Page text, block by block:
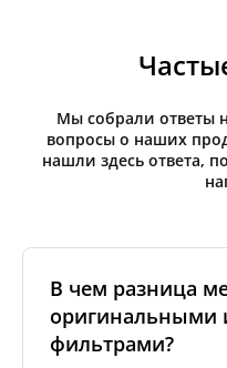
Мы собрали ответы
вопросы о наших
нашли здесь ответа,
В чем разница
оригинальными
фильтрами?